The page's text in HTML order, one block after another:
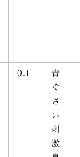
0.1
青
ぐ
さ
い
刺
激